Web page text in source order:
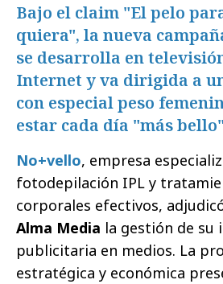
Bajo el claim "El pelo
quiera", la nueva
se desarrolla en
Internet y va dirigida a
con especial peso
estar cada día "más
No+vello, empresa
fotodepilación IPL y
corporales efectivos,
Alma Media la gestión de su
publicitaria en medios. La
estratégica y económica